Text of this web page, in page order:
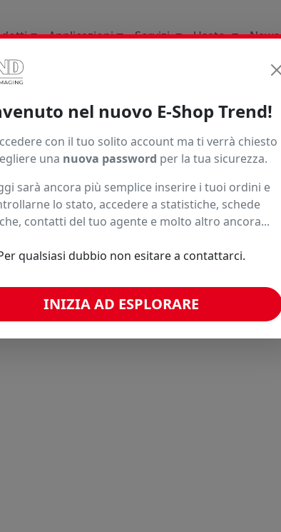
Applicazioni Servizi Usato News
6015 0114X3s50
più basso?
nel nuovo E-Shop Trend!
con il tuo solito account ma ti verrà chiesto
una nuova password per la tua sicurezza.
sarà ancora più semplice inserire i tuoi ordini e
lo stato, accedere a statistiche, schede
contatti del tuo agente e molto altro ancora...
qualsiasi dubbio non esitare a contattarci.
INIZIA AD ESPLORARE